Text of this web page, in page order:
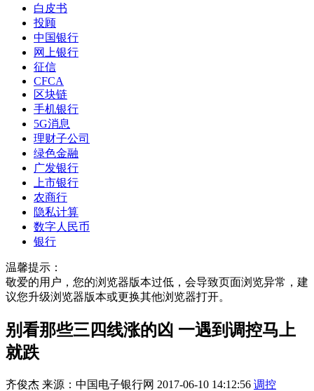
白皮书
投顾
中国银行
网上银行
征信
CFCA
区块链
手机银行
5G消息
理财子公司
绿色金融
广发银行
上市银行
农商行
隐私计算
数字人民币
银行
温馨提示：
敬爱的用户，您的浏览器版本过低，会导致页面浏览异常，建
议您升级浏览器版本或更换其他浏览器打开。
别看那些三四线涨的凶 一遇到调控马上
就跌
齐俊杰 来源： 中国电子银行网 2017-06-10 14:12:56 调控